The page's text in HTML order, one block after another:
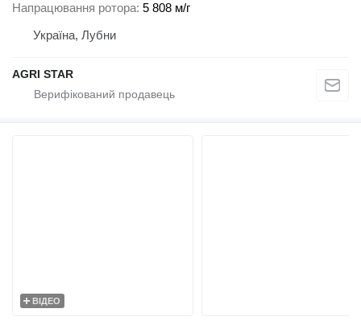
Напрацювання ротора 5 808 м/г
Україна, Лубни
AGRI STAR
ВІДЕО